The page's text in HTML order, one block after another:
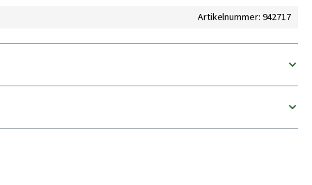
Artikelnummer: 942717